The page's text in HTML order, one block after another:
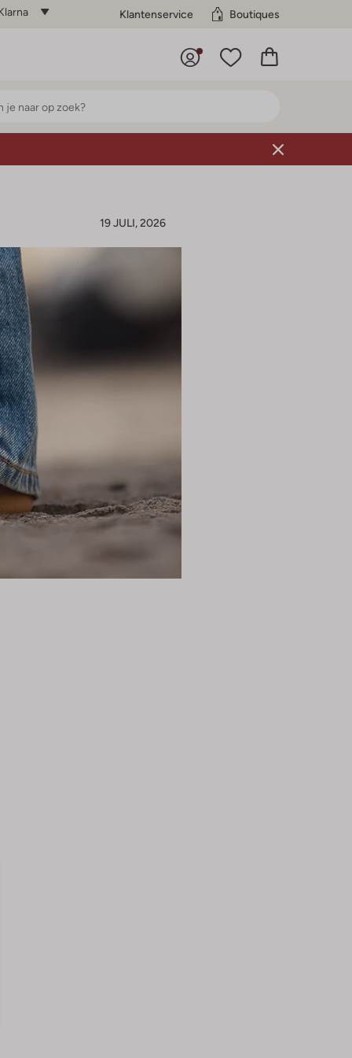
Klantenservice Boutiques
19 JULI, 2026